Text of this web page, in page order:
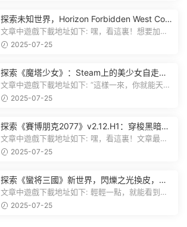
探索未知世界，Horizon Forbidden West Com
plete Edition正式發布！
文章中遊戲下載地址如下: 嘿，看這裏！想要加入
遊戲資源分享群，就點文章最後那...
2025-07-25
探索《魔塔少女》：Steam上的美少女自走
棋，戰鬥與策略的雙重盛宴！
文章中遊戲下載地址如下: “這樣一來，你就能天天
2025-07-25
探索《賽博朋克2077》v2.12.H1：穿梭黑暗都
市，感受未來世界的震撼
文章中遊戲下載地址如下: 嘿，看這裏！文章最後
有個圖片，點一下就能加入我們的...
2025-07-25
探索《蠻将三國》新世界，閃爍之光換皮，共
赴手遊盛宴！
文章中遊戲下載地址如下: 輕輕一點，就能看到原
文。 滑動一下屏幕，就能看到...
2025-07-25